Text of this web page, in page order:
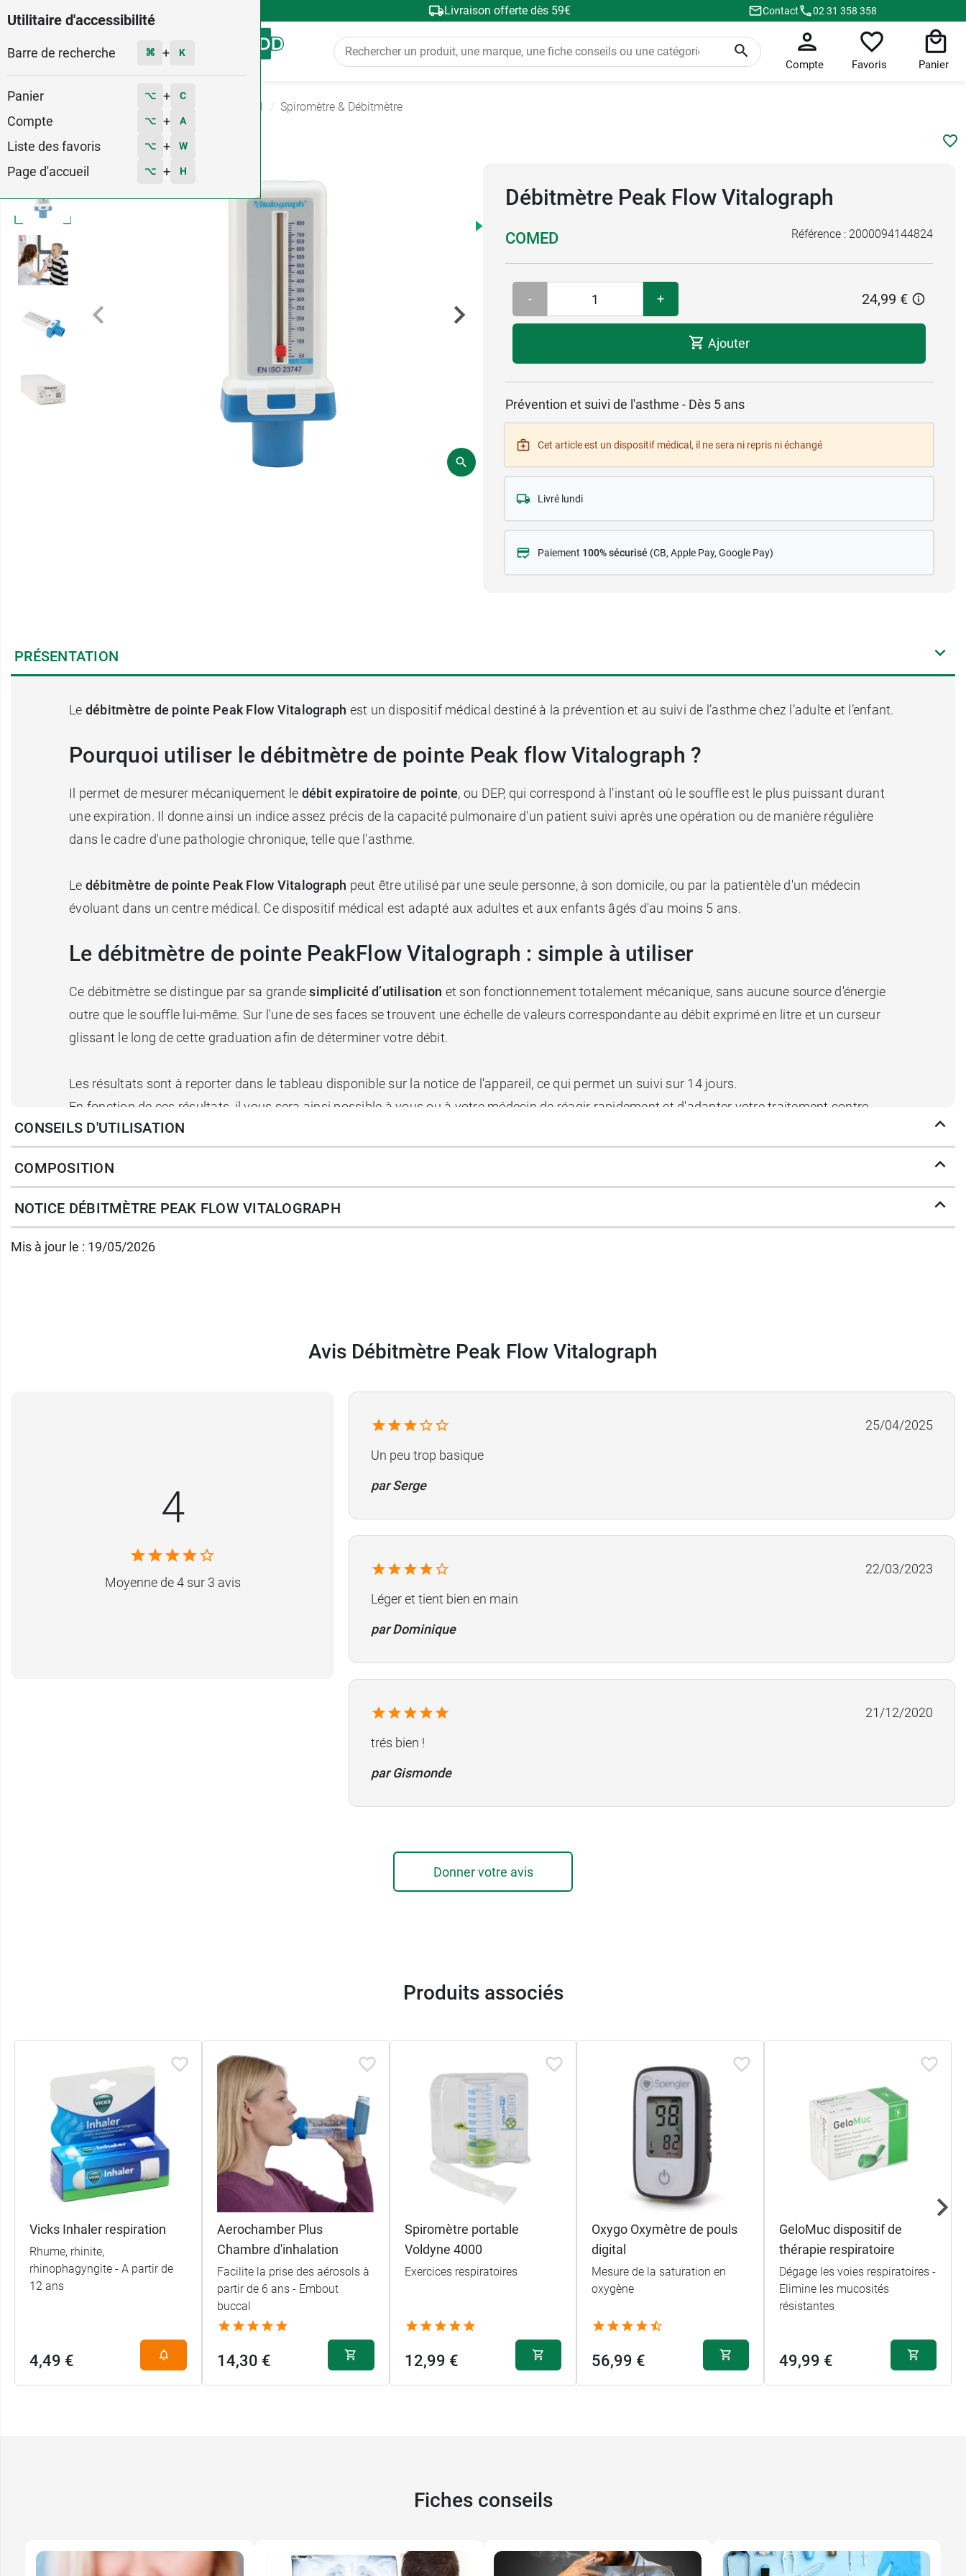
Utilitaire d'accessibilité
Barre de recherche ⌘ + K
Panier ⌥ + C
Compte ⌥ + A
Liste des favoris ⌥ + W
Page d'accueil ⌥ + H
Livraison offerte dès 59€ Contact 02 31 358 358
Menu
Compte Favoris Panier
Diagnostic médical Spiromètre & Débitmètre
3
Débitmètre Peak Flow Vitalograph
COMED Référence : 2000094144824
- + 24,99 €
Ajouter
Prévention et suivi de l'asthme - Dès 5 ans
Cet article est un dispositif médical, il ne sera ni repris ni échangé
Livré lundi
Paiement 100% sécurisé (CB, Apple Pay, Google Pay)
PRÉSENTATION
Le débitmètre de pointe Peak Flow Vitalograph est un dispositif médical destiné à la prévention et au suivi de l’asthme chez l’adulte et l’enfant.
Pourquoi utiliser le débitmètre de pointe Peak flow Vitalograph ?
Il permet de mesurer mécaniquement le débit expiratoire de pointe, ou DEP, qui correspond à l’instant où le souffle est le plus puissant durant
une expiration. Il donne ainsi un indice assez précis de la capacité pulmonaire d'un patient suivi après une opération ou de manière régulière
dans le cadre d'une pathologie chronique, telle que l'asthme.
Le débitmètre de pointe Peak Flow Vitalograph peut être utilisé par une seule personne, à son domicile, ou par la patientèle d'un médecin
évoluant dans un centre médical. Ce dispositif médical est adapté aux adultes et aux enfants âgés d'au moins 5 ans.
Le débitmètre de pointe PeakFlow Vitalograph : simple à utiliser
Ce débitmètre se distingue par sa grandesimplicité d’utilisation et son fonctionnement totalement mécanique, sans aucune source d'énergie
outre que le souffle lui-même. Sur l'une de ses faces se trouvent une échelle de valeurs correspondante au débit exprimé en litre et un curseur
glissant le long de cette graduation afin de déterminer votre débit.
Les résultats sont à reporter dans le tableau disponible sur la notice de l'appareil, ce qui permet un suivi sur 14 jours.
En fonction de ces résultats, il vous sera ainsi possible à vous ou à votre médecin de réagir rapidement et d'adapter votre traitement contre
l’asthme ou la BPCO.
Dispositif médical avec marquage CE 2797.
Modèle 4300.
Plage de mesure : 50-800 l/min BTPS.
CONSEILS D'UTILISATION
COMPOSITION
NOTICE DÉBITMÈTRE PEAK FLOW VITALOGRAPH
Mis à jour le : 19/05/2026
Avis Débitmètre Peak Flow Vitalograph
4
Moyenne de 4 sur 3 avis
25/04/2025
Un peu trop basique
par Serge
22/03/2023
Léger et tient bien en main
par Dominique
21/12/2020
trés bien !
par Gismonde
Donner votre avis
Produits associés
Vicks Inhaler respiration
Rhume, rhinite,
rhinophagyngite - A partir de
12 ans
4,49 €
Aerochamber Plus
Chambre d'inhalation
Facilite la prise des aérosols à
partir de 6 ans - Embout
buccal
14,30 €
Spiromètre portable
Voldyne 4000
Exercices respiratoires
12,99 €
Oxygo Oxymètre de pouls
digital
Mesure de la saturation en
oxygène
56,99 €
GeloMuc dispositif de
thérapie respiratoire
Dégage les voies respiratoires -
Elimine les mucosités
résistantes
49,99 €
Fiches conseils